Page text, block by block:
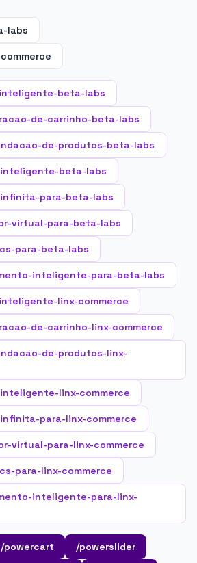
labs
beta-labs
de-carrinho-beta-labs
de-produtos-beta-labs
beta-labs
para-beta-labs
virtual-para-beta-labs
para-beta-labs
inteligente-para-beta-labs
linx-commerce
de-carrinho-linx-commerce
de-produtos-linx-
linx-commerce
para-linx-commerce
virtual-para-linx-commerce
para-linx-commerce
inteligente-para-linx-
/powercart /powerslider